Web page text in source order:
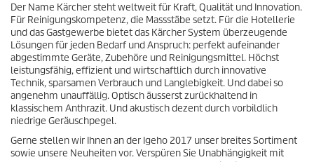
Der Name Kärcher steht weltweit für Kraft, Qualität und Innovation.
Für Reinigungskompetenz, die Massstäbe setzt. Für die Hotellerie
und das Gastgewerbe bietet das Kärcher System überzeugende
Lösungen für jeden Bedarf und Anspruch: perfekt aufeinander
abgestimmte Geräte, Zubehöre und Reinigungsmittel. Höchst
leistungsfähig, effizient und wirtschaftlich durch innovative
Technik, sparsamen Verbrauch und Langlebigkeit. Und dabei so
angenehm unauffällig. Optisch äusserst zurückhaltend in
klassischem Anthrazit. Und akustisch dezent durch vorbildlich
niedrige Geräuschpegel.
Gerne stellen wir Ihnen an der Igeho 2017 unser breites Sortiment
sowie unsere Neuheiten vor. Verspüren Sie Unabhängigkeit mit